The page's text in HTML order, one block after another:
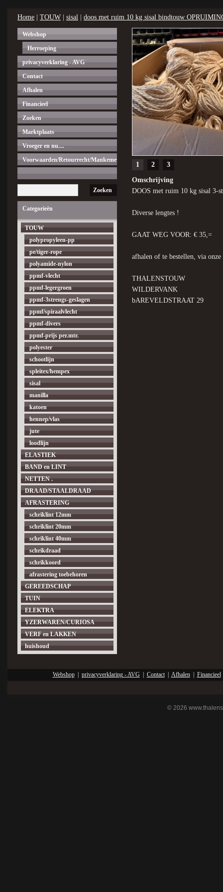
Home TOUW sisal doos met ruim 10 kg sisal bindtouw
Webshop
Herroeping
privacyverklaring - AVG
Contact
Afhalen
Financieel
Zoeken
Marktplaats
Vroeger en nu....
Voorwaarden/Retourrecht/Mankementen.
Zoeken
Categorieën
TOUW
polypropyleen-pp
pe/tiger-rope
polyamide-nylon
ppmf-vlecht
ppmf-legergroen
ppmf-3strengs-geslagen
ppmf/spiraalvlecht
ppmf-divers
ppmf-prijs per.mtr.
polyester
schootlijn
spleitex/hempex
sisal
manilla
katoen
hennep/vlas
jute
loodlijn
ELASTIEK
BAND en LINT
NETTEN .
DRAAD/STAALDRAAD
AFRASTERING
schriklint 12mm
schriklint 20mm
schriklint 40mm
schrikdraad
schrikkoord
afrastering toebehoren
GEREEDSCHAP
TUIN
ELEKTRA
YZERWAREN/CURIOSA
VERF en LAKKEN
huishoud
1 2 3
Omschrijving
DOOS met ruim 10 kg sisal 3-
Diverse lengtes !
GAAT WEG VOOR: € 35,=
afhalen of te bestellen, via onze
THALENSTOUW
WILDERVANK
bAREVELDSTRAAT 29
Webshop| privacyverklaring - AVG| Contact| Afhalen| Financieel
© 2026